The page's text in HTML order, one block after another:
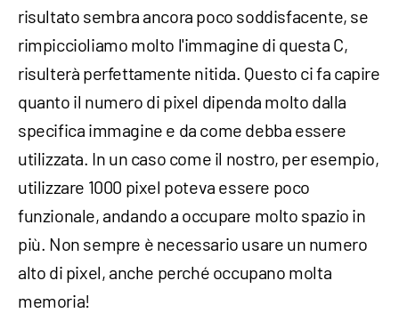
risultato sembra ancora poco soddisfacente, se
rimpiccioliamo molto l'immagine di questa C,
risulterà perfettamente nitida. Questo ci fa capire
quanto il numero di pixel dipenda molto dalla
specifica immagine e da come debba essere
utilizzata. In un caso come il nostro, per esempio,
utilizzare 1000 pixel poteva essere poco
funzionale, andando a occupare molto spazio in
più. Non sempre è necessario usare un numero
alto di pixel, anche perché occupano molta
memoria!